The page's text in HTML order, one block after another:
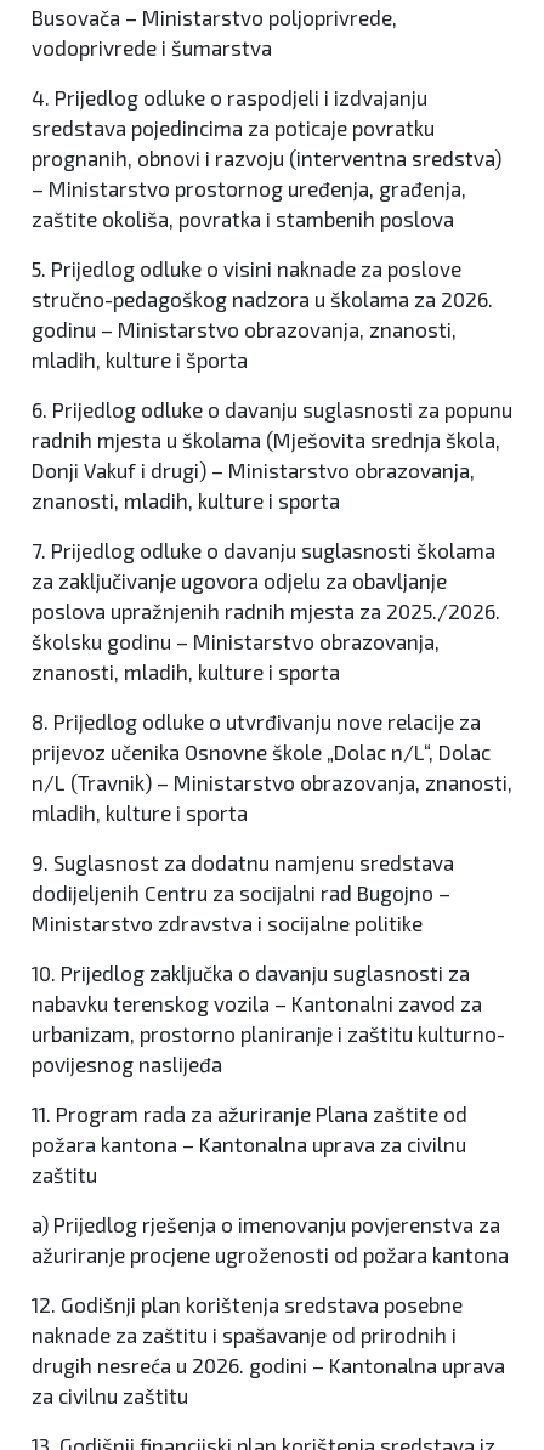
Busovača – Ministarstvo poljoprivrede,
vodoprivrede i šumarstva
4. Prijedlog odluke o raspodjeli i izdvajanju
sredstava pojedincima za poticaje povratku
prognanih, obnovi i razvoju (interventna sredstva)
– Ministarstvo prostornog uređenja, građenja,
zaštite okoliša, povratka i stambenih poslova
5. Prijedlog odluke o visini naknade za poslove
stručno-pedagoškog nadzora u školama za 2026.
godinu – Ministarstvo obrazovanja, znanosti,
mladih, kulture i športa
6. Prijedlog odluke o davanju suglasnosti za popunu
radnih mjesta u školama (Mješovita srednja škola,
Donji Vakuf i drugi) – Ministarstvo obrazovanja,
znanosti, mladih, kulture i sporta
7. Prijedlog odluke o davanju suglasnosti školama
za zaključivanje ugovora odjelu za obavljanje
poslova upražnjenih radnih mjesta za 2025./2026.
školsku godinu – Ministarstvo obrazovanja,
znanosti, mladih, kulture i sporta
8. Prijedlog odluke o utvrđivanju nove relacije za
prijevoz učenika Osnovne škole „Dolac n/L“, Dolac
n/L (Travnik) – Ministarstvo obrazovanja, znanosti,
mladih, kulture i sporta
9. Suglasnost za dodatnu namjenu sredstava
dodijeljenih Centru za socijalni rad Bugojno –
Ministarstvo zdravstva i socijalne politike
10. Prijedlog zaključka o davanju suglasnosti za
nabavku terenskog vozila – Kantonalni zavod za
urbanizam, prostorno planiranje i zaštitu kulturno-
povijesnog naslijeđa
11. Program rada za ažuriranje Plana zaštite od
požara kantona – Kantonalna uprava za civilnu
zaštitu
a) Prijedlog rješenja o imenovanju povjerenstva za
ažuriranje procjene ugroženosti od požara kantona
12. Godišnji plan korištenja sredstava posebne
naknade za zaštitu i spašavanje od prirodnih i
drugih nesreća u 2026. godini – Kantonalna uprava
za civilnu zaštitu
13. Godišnji financijski plan korištenja sredstava iz